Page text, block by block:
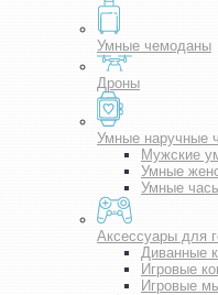
Умные чемоданы
Дроны
Умные наручные
Мужские
Умные
Умные
Аксессуары для
Диванные
Игровые
Игровые